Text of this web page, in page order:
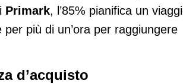
Primark, l’85% pianifica un
più di un’ora per raggiungere
d’acquisto